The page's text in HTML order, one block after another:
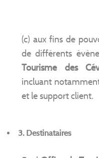
(c) aux fins de
de différents
Tourisme des
incluant
et le support client.
3. Destinataires